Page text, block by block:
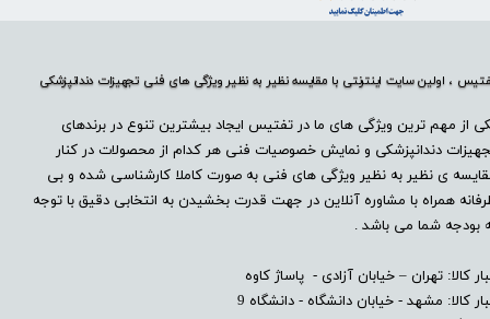
، اولین سایت اینترنتی با مقایسه نظیر به نظیر ویژگی های فنی تجهیزات دندانپزشکی
از مهم ترین ویژگی های ما در تفتیس ایجاد بیشترین تنوع در برندهای
دندانپزشکی و نمایش خصوصیات فنی هر کدام از محصولات در کنار
ی نظیر به نظیر ویژگی های فنی به صورت کاملا کارشناسی شده و بی
همراه با مشاوره آنلاین در جهت قدرت بخشیدن به انتخابی دقیق با توجه
بودجه شما می باشد .
کالا: تهران – خیابان آزادی - پاساژ کاوه
کالا: مشهد - خیابان دانشگاه - دانشگاه 9